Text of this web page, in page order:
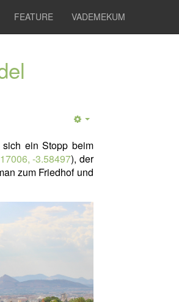
FEATURE VADEMEKUM
ein Stopp beim
-3.58497), der
zum Friedhof und